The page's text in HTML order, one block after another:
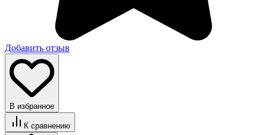
Добавить отзыв
В избранное
К сравнению